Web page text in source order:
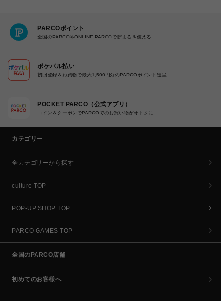
PARCOポイント
全国のPARCOやONLINE PARCOで貯まる＆使える
ポケパル払い
初回登録＆お買物で最大1,500円分のPARCOポイント進呈
POCKET PARCO（公式アプリ）
コイン＆クーポンでPARCOでのお買い物がオトクに
カテゴリー
全カテゴリーから探す
culture TOP
POP-UP SHOP TOP
PARCO GAMES TOP
全国のPARCO店舗
初めてのお客様へ